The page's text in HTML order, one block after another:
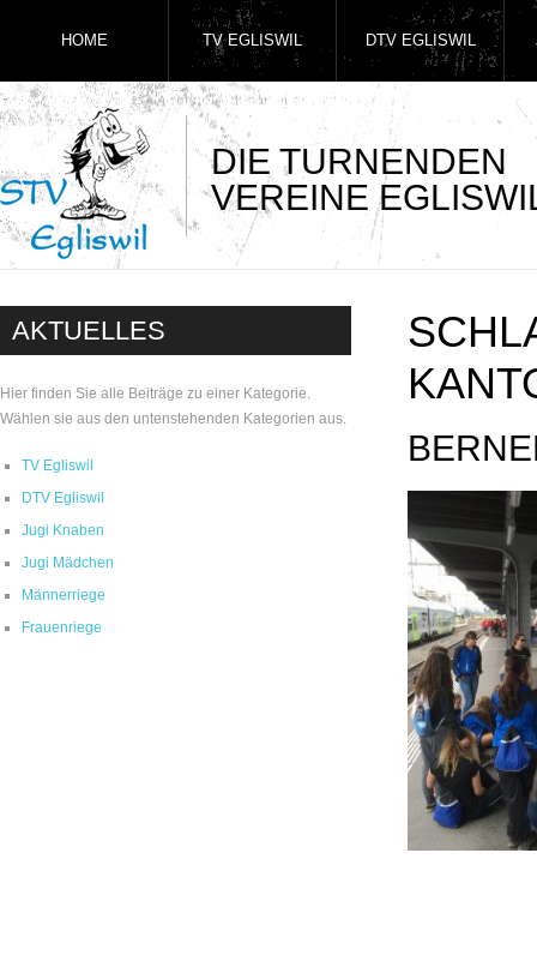
DIE TURNENDEN
VEREINE
HOME TV EGLISWIL DTV EGLISWIL
AKTUELLES
Hier finden Sie alle Beiträge zu einer Kategorie.
Wählen sie aus den untenstehenden Kategorien aus.
TV Egliswil
DTV Egliswil
Jugi Knaben
Jugi Mädchen
Männerriege
Frauenriege